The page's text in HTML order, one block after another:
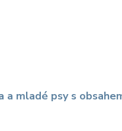
mladé psy s